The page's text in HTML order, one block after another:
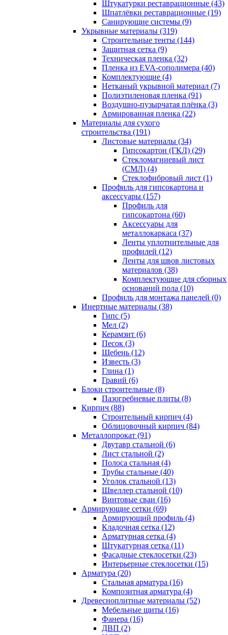
Штукатурки реставрационные (43)
Шпатлёвки реставрационные (19)
Санирующие системы (9)
Укрывные материалы (319)
Строительные тенты (144)
Защитная сетка (9)
Техническая пленка (32)
Пленка из EVA-сополимера (40)
Комплектующие (4)
Нетканый укрывной материал (7)
Полиэтиленовая пленка (91)
Воздушно-пузырчатая плёнка (3)
Армированная пленка (22)
Материалы для сухого
строительства (191)
Листовые материалы (34)
Гипсокартон (ГКЛ) (29)
Стекломагниевый лист
(СМЛ) (4)
Cтеклофибровый лист (1)
Профиль для гипсокартона и
аксессуары (157)
Профиль для
гипсокартона (60)
Аксессуары для
металлокаркаса (37)
Ленты уплотнительные для
профилей (12)
Ленты для швов листовых
материалов (38)
Комплектующие для сборных
оснований пола (10)
Профиль для монтажа панелей (0)
Инертные материалы (38)
Гипс (5)
Мел (2)
Керамзит (6)
Песок (3)
Щебень (12)
Известь (3)
Глина (1)
Гравий (6)
Блоки строительные (8)
Пазогребневые плиты (8)
Кирпич (88)
Строительный кирпич (4)
Облицовочный кирпич (84)
Металлопрокат (91)
Двутавр стальной (6)
Лист стальной (2)
Полоса стальная (4)
Трубы стальные (40)
Уголок стальной (13)
Швеллер стальной (10)
Винтовые сваи (16)
Армирующие сетки (69)
Армирующий профиль (4)
Кладочная сетка (12)
Арматурная сетка (4)
Штукатурная сетка (11)
Фасадные стеклосетки (23)
Интерьерные стеклосетки (15)
Арматура (20)
Стальная арматура (16)
Композитная арматура (4)
Древесноплитные материалы (52)
Мебельные щиты (16)
Фанера (16)
ДВП (2)